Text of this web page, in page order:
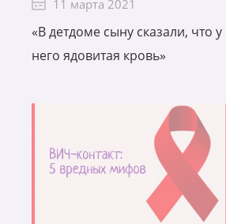
11 марта 2021
«В детдоме сыну сказали, что у
него ядовитая кровь»